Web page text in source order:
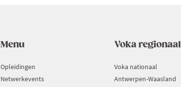
Menu
Opleidingen
Netwerkevents
Voka regionaal
Voka nationaal
Antwerpen-Waasland